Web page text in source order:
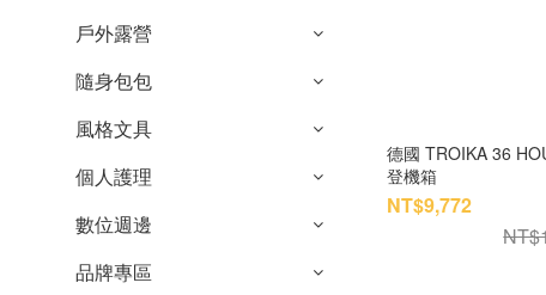
戶外露營
隨身包包
風格文具
個人護理
數位週邊
品牌專區
德國 TROIKA 36 HOURS TROLLEY 商務行李箱/
登機箱
NT$9,772